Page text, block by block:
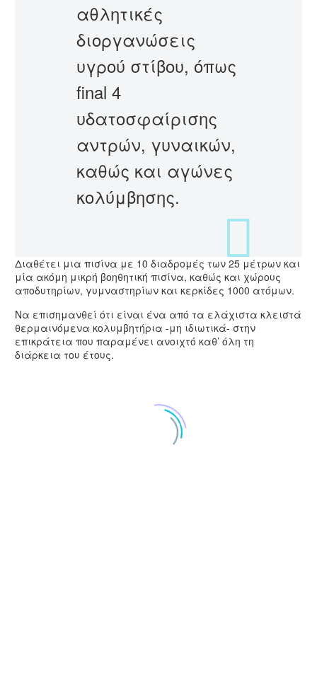
αθλητικές
διοργανώσεις
υγρού στίβου, όπως
final 4
υδατοσφαίρισης
αντρών, γυναικών,
καθώς και αγώνες
κολύμβησης.
Διαθέτει μια πισίνα με 10 διαδρομές των 25 μέτρων και
μία ακόμη μικρή βοηθητική πισίνα, καθώς και χώρους
αποδυτηρίων, γυμναστηρίων και κερκίδες 1000 ατόμων.
Να επισημανθεί ότι είναι ένα από τα ελάχιστα κλειστά
θερμαινόμενα κολυμβητήρια -μη ιδιωτικά- στην
επικράτεια που παραμένει ανοιχτό καθ’ όλη τη
διάρκεια του έτους.
ΚΟΛΥΜΒΗΤΗΡΙΟ ΚΑΡΠΕΝΗΣΙΟΥ